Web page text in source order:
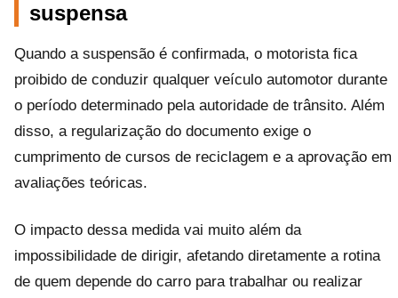
suspensa
Quando a suspensão é confirmada, o motorista fica
proibido de conduzir qualquer veículo automotor durante
o período determinado pela autoridade de trânsito. Além
disso, a regularização do documento exige o
cumprimento de cursos de reciclagem e a aprovação em
avaliações teóricas.
O impacto dessa medida vai muito além da
impossibilidade de dirigir, afetando diretamente a rotina
de quem depende do carro para trabalhar ou realizar